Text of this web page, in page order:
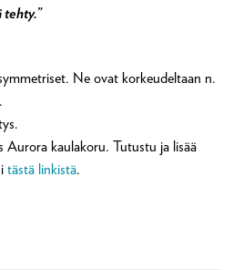
tehty.”
Ne ovat korkeudeltaan n.
Aurora kaulakoru. Tutustu ja lisää
tästä linkistä.